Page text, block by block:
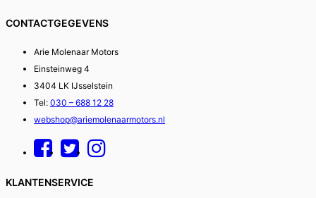
CONTACTGEGEVENS
Arie Molenaar Motors
Einsteinweg 4
3404 LK IJsselstein
Tel: 030 – 688 12 28
webshop@ariemolenaarmotors.nl
KLANTENSERVICE